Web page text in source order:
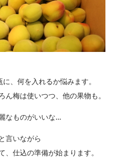
、何を入れるか悩みます。
ん梅は使いつつ、他の果物も。
なものがいいな…
言いながら
、仕込の準備が始まります。